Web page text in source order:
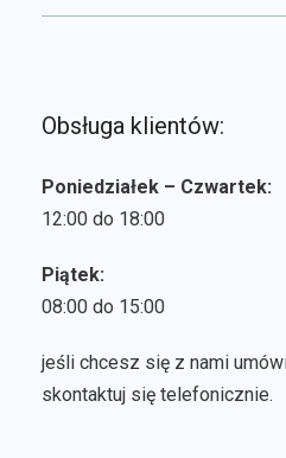
Obsługa klientów:
Poniedziałek – Czwartek:
12:00 do 18:00
Piątek:
08:00 do 15:00
jeśli chcesz się z nami
skontaktuj się telefonicznie.